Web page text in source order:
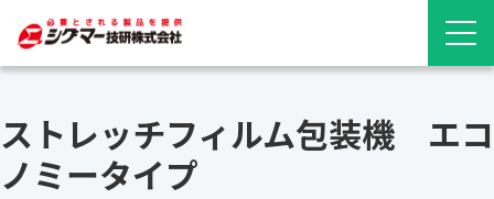
ストレッチフィルム包装機 エコ
ノミータイプ